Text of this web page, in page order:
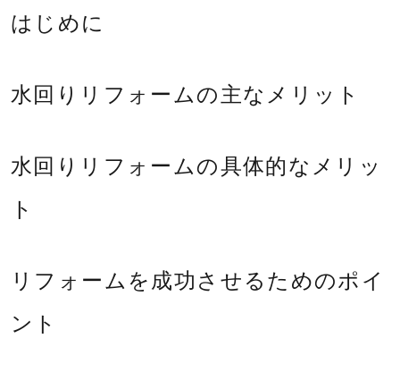
リ
ー
築・
事
はじめに
水回りリフォームの主なメリット
水回りリフォームの具体的なメリッ
ト
リフォームを成功させるためのポイ
ント